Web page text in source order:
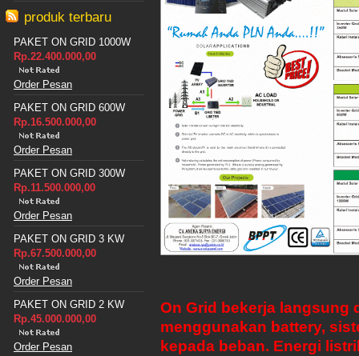
produk terbaru
PAKET ON GRID 1000W
Rp.22.400.000,00
Order Pesan
PAKET ON GRID 600W
Rp.16.500.000,00
Order Pesan
PAKET ON GRID 300W
Rp.11.500.000,00
Order Pesan
PAKET ON GRID 3 KW
Rp.67.500.000,00
Order Pesan
PAKET ON GRID 2 KW
Rp.45.000.000,00
Order Pesan
On Grid bekerja langsung
menggunakan battery,
kepada beban. Energi